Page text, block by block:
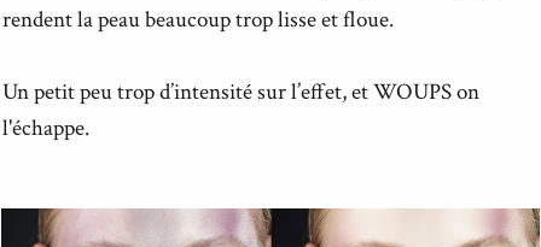
rendent la peau beaucoup trop lisse et floue.
Un petit peu trop d’intensité sur l’effet, et WOUPS on
l'échappe.